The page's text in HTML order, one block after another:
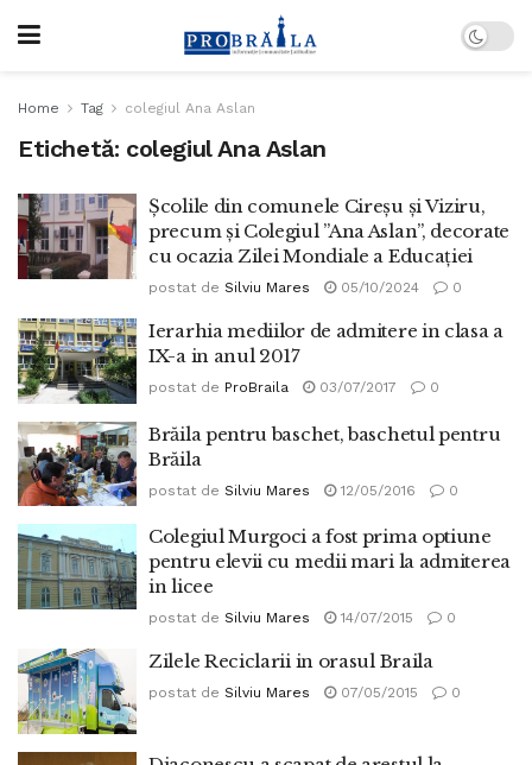
Home Tag colegiul Ana Aslan
Etichetă: colegiul Ana Aslan
Școlile din comunele Cireșu și Viziru,
precum și Colegiul ”Ana Aslan”, decorate
cu ocazia Zilei Mondiale a Educației
postat de Silviu Mares 05/10/2024 0
Ierarhia mediilor de admitere in clasa a
IX-a in anul 2017
postat de ProBraila 03/07/2017 0
Brăila pentru baschet, baschetul pentru
Brăila
postat de Silviu Mares 12/05/2016 0
Colegiul Murgoci a fost prima optiune
pentru elevii cu medii mari la admiterea
in licee
postat de Silviu Mares 14/07/2015 0
Zilele Reciclarii in orasul Braila
postat de Silviu Mares 07/05/2015 0